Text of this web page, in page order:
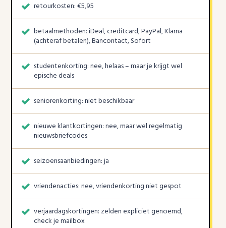
retourkosten: €5,95
betaalmethoden: iDeal, creditcard, PayPal, Klarna
(achteraf betalen), Bancontact, Sofort
studentenkorting: nee, helaas – maar je krijgt wel
epische deals
seniorenkorting: niet beschikbaar
nieuwe klantkortingen: nee, maar wel regelmatig
nieuwsbriefcodes
seizoensaanbiedingen: ja
vriendenacties: nee, vriendenkorting niet gespot
verjaardagskortingen: zelden expliciet genoemd,
check je mailbox